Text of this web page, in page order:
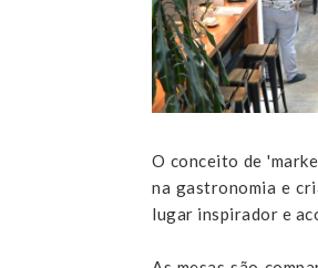
O conceito de
na gastronomia e
lugar inspirador e